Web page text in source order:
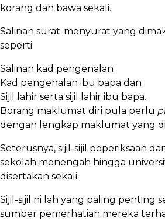
korang dah bawa sekali.
Salinan surat-menyurat yang
seperti
Salinan kad pengenalan
Kad pengenalan ibu bapa dan
Sijil lahir serta sijil lahir ibu bapa.
Borang maklumat diri pula perlu
dengan lengkap maklumat yang
Seterusnya, sijil-sijil peperiksaan
sekolah menengah hingga
disertakan sekali.
Sijil-sijil ni lah yang paling penting
sumber pemerhatian mereka